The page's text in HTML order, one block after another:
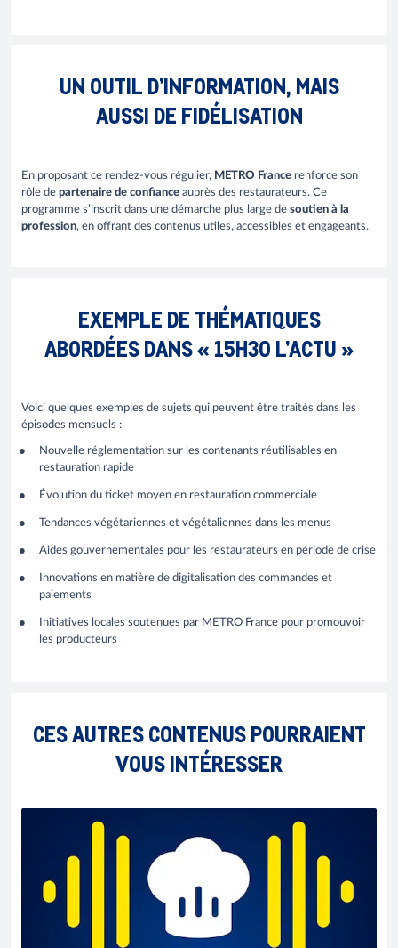
UN OUTIL D’INFORMATION, MAIS
AUSSI DE FIDÉLISATION
En proposant ce rendez-vous régulier, METRO France renforce son
rôle de partenaire de confiance auprès des restaurateurs. Ce
programme s’inscrit dans une démarche plus large de soutien à la
profession, en offrant des contenus utiles, accessibles et engageants.
EXEMPLE DE THÉMATIQUES
ABORDÉES DANS « 15H30 L’ACTU »
Voici quelques exemples de sujets qui peuvent être traités dans les
épisodes mensuels :
Nouvelle réglementation sur les contenants réutilisables en
restauration rapide
Évolution du ticket moyen en restauration commerciale
Tendances végétariennes et végétaliennes dans les menus
Aides gouvernementales pour les restaurateurs en période de crise
Innovations en matière de digitalisation des commandes et
paiements
Initiatives locales soutenues par METRO France pour promouvoir
les producteurs
CES AUTRES CONTENUS POURRAIENT
VOUS INTÉRESSER